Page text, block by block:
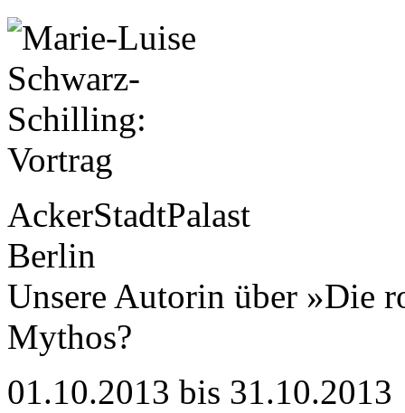
AckerStadtPalast
Berlin
Unsere Autorin über »Die
Mythos?
01.10.2013 bis 31.10.2013